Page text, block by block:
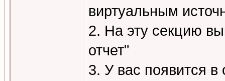
виртуальным
2. На эту секцию
отчет"
3. У вас появится в